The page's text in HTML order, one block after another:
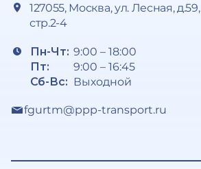
127055, Москва, ул. Лесная, д.59,
стр.2-4
Пн-Чт:
Пт:
Сб-Вс:
9:00 – 18:00
9:00 – 16:45
Выходной
fgurtm@ppp-transport.ru